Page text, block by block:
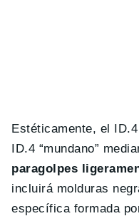
Estéticamente, el
ID.4 “mundano”
paragolpes
incluirá molduras
específica formada